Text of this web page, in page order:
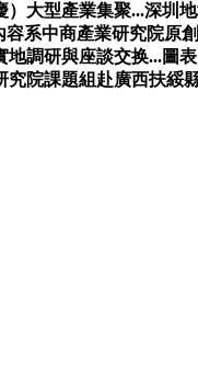
大型產業集聚...深圳
系中商產業研究院原
調研與座談交换...圖
院課題組赴廣西扶綏縣